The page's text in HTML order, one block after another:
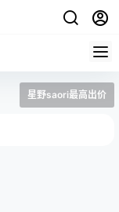
星野saori最高出价